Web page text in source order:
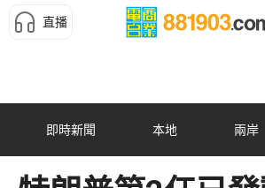
直播
即時新聞 本地 兩岸